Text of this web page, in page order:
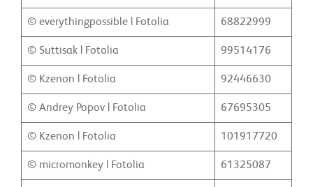
© everythingpossible | Fotolia 68822999
© Suttisak | Fotolia 99514176
© Kzenon | Fotolia 92446630
© Andrey Popov | Fotolia 67695305
© Kzenon | Fotolia 101917720
© micromonkey | Fotolia 61325087